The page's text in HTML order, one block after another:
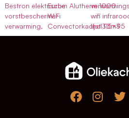
Bestron elektrische
vorstbeschermer
verwarming,
Eurom Alutherm 1000
WiFi
Convectorkachel33m3
wifi
lijst 115×95